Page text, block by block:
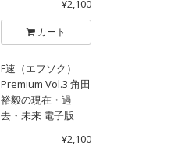
¥2,100
カート
F速（エフソク）
Premium Vol.3 角田
裕毅の現在・過
去・未来 電子版
¥2,100